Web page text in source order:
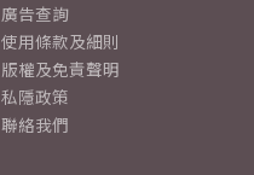
廣告查詢
使用條款及細則
版權及免責聲明
私隱政策
聯絡我們